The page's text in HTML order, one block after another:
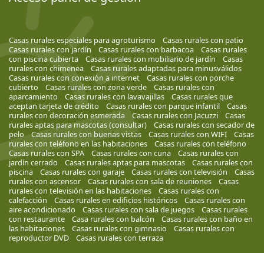
Casas rurales especiales para agroturismo
Casas rurales con patio
Casas rurales con jardín
Casas rurales con barbacoa
Casas rurales
con piscina cubierta
Casas rurales con mobiliario de jardín
Casas
rurales con chimenea
Casas rurales adaptadas para minusválidos
Casas rurales con conexión a internet
Casas rurales con porche
cubierto
Casas rurales con zona verde
Casas rurales con
aparcamiento
Casas rurales con lavavajillas
Casas rurales que
aceptan tarjeta de crédito
Casas rurales con parque infantil
Casas
rurales con decoración esmerada
Casas rurales con Jacuzzi
Casas
rurales aptas para mascotas (consultar)
Casas rurales con secador de
pelo
Casas rurales con buenas vistas Casas rurales con WIFI
Casas
rurales con teléfono en las habitaciones
Casas rurales con teléfono
Casas rurales con SPA
Casas rurales con cuna
Casas rurales con
jardín cerrado
Casas rurales aptas para mascotas
Casas rurales con
piscina
Casas rurales con garaje Casas rurales con televisión
Casas
rurales con ascensor
Casas rurales con sala de reuniones
Casas
rurales con televisión en las habitaciones
Casas rurales con
calefacción
Casas rurales en edificios históricos
Casas rurales con
aire acondicionado
Casas rurales con sala de juegos
Casas rurales
con restaurante
Casa rurales con balcón
Casas rurales con baño en
las habitaciones
Casas rurales con gimnasio
Casas rurales con
reproductor DVD
Casas rurales con terraza